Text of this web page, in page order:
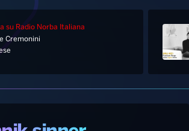
su Radio Norba Italiana
Cremonini